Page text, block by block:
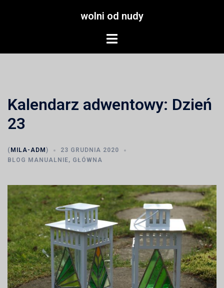
wolni od nudy
Menu
Kalendarz adwentowy: Dzień
23
( MILA-ADM )
23 GRUDNIA 2020
BLOG MANUALNIE, GŁÓWNA